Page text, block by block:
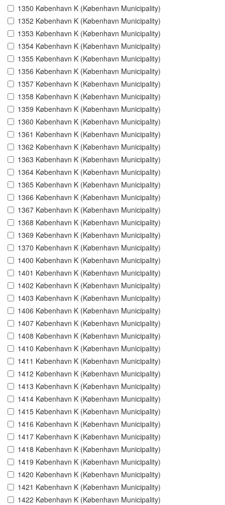
1350 København K (København Municipality)
1352 København K (København Municipality)
1353 København K (København Municipality)
1354 København K (København Municipality)
1355 København K (København Municipality)
1356 København K (København Municipality)
1357 København K (København Municipality)
1358 København K (København Municipality)
1359 København K (København Municipality)
1360 København K (København Municipality)
1361 København K (København Municipality)
1362 København K (København Municipality)
1363 København K (København Municipality)
1364 København K (København Municipality)
1365 København K (København Municipality)
1366 København K (København Municipality)
1367 København K (København Municipality)
1368 København K (København Municipality)
1369 København K (København Municipality)
1370 København K (København Municipality)
1400 København K (København Municipality)
1401 København K (København Municipality)
1402 København K (København Municipality)
1403 København K (København Municipality)
1406 København K (København Municipality)
1407 København K (København Municipality)
1408 København K (København Municipality)
1410 København K (København Municipality)
1411 København K (København Municipality)
1412 København K (København Municipality)
1413 København K (København Municipality)
1414 København K (København Municipality)
1415 København K (København Municipality)
1416 København K (København Municipality)
1417 København K (København Municipality)
1418 København K (København Municipality)
1419 København K (København Municipality)
1420 København K (København Municipality)
1421 København K (København Municipality)
1422 København K (København Municipality)